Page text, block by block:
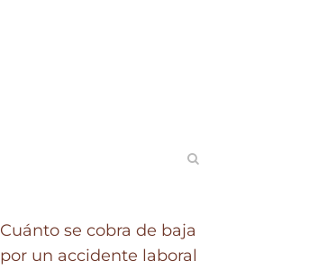
Cuánto se cobra de baja
por un accidente laboral